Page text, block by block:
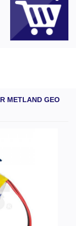
METLAND GEO